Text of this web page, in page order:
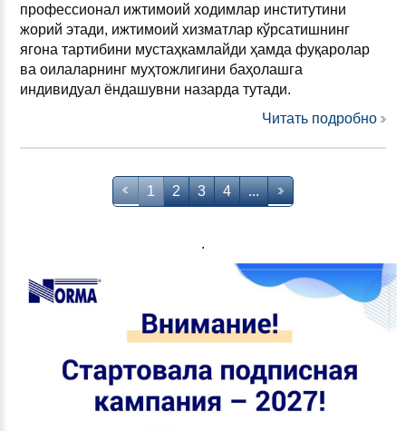
профессионал ижтимоий ходимлар институтини
жорий этади, ижтимоий хизматлар кўрсатишнинг
ягона тартибини мустаҳкамлайди ҳамда фуқаролар
ва оилаларнинг муҳтожлигини баҳолашга
индивидуал ёндашувни назарда тутади.
Читать подробно
1 2 3 4 ...
.